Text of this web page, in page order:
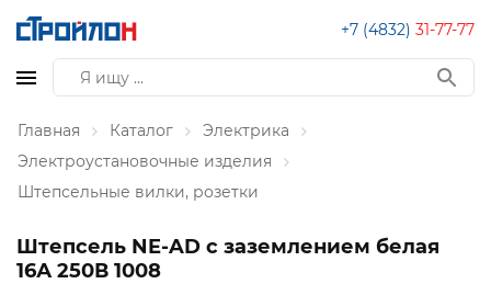
+7 (4832) 31-77-77
Главная Каталог
Электрика
Электроустановочные изделия
Штепсельные вилки, розетки
Штепсель NE-AD с заземлением белая
16А 250В 1008